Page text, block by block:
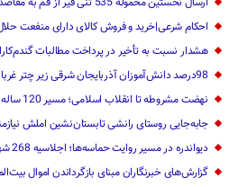
احکام شرعی|خرید و فروش کالای دارای منفعت
هشدار نسبت به تأخیر در پرداخت مطالبات
98درصد دانش‌آموزان آذربایجان شرقی زیر چتر غربالگری روانشناختی طرح نماد
نهضت مشروطه تا انقلاب اسلامی؛ مسیر 120 ساله ایران برای تمدن‌سازی
جابه‌جایی روستای رانشی تابستان‌نشین املش
دیواندره در مسیر روایت حماسه‌ها؛ اجلاسیه 268 شهید، میعادگاه تجدید عهد
گزارش‌های خبرنگاران مبنای بازگرداندن اموال